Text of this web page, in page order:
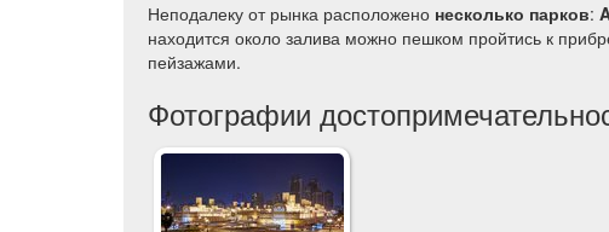
Неподалеку от рынка расположено несколько парков:
находится около залива можно пешком пройтись к
пейзажами.
Фотографии